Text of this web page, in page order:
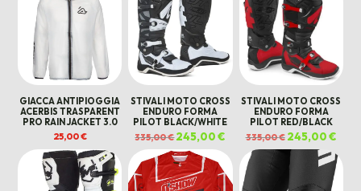
GIACCA ANTIPIOGGIA
ACERBIS TRASPARENT
PRO RAIN JACKET 3.0
25,00€
STIVALI MOTO CROSS
ENDURO FORMA
PILOT BLACK/WHITE
335,00€Il
prezzo
originale
era:
335,00 €.
245,00€
prezzo
attuale
è:
245,00 €.
STIVALI MOTO CROSS
ENDURO FORMA
PILOT RED/BLACK
335,00€ Il
prezzo
originale
335,00 €.
245,00€Il
è: